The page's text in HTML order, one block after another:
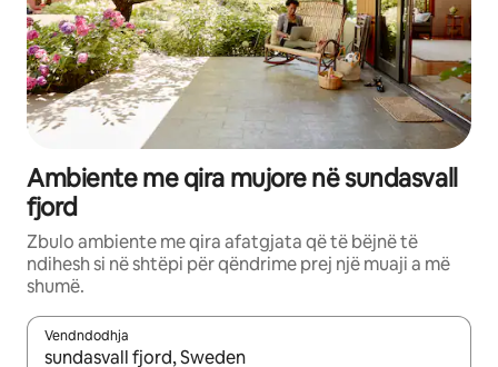
Ambiente me qira mujore në sundasvall
fjord
Zbulo ambiente me qira afatgjata që të bëjnë të
ndihesh si në shtëpi për qëndrime prej një muaji a më
shumë.
Vendndodhja
Kur rezultatet të jenë të disponueshme, lëviz me butonat e